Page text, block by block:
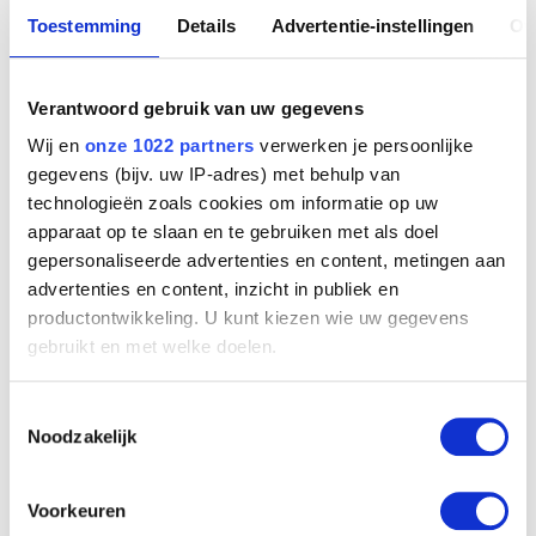
Toestemming Details Advertentie-instellingen
Verantwoord gebruik van uw gegevens
Wij en onze 1022 partners verwerken je persoonlijke
gegevens (bijv. uw IP-adres) met behulp van
technologieën zoals cookies om informatie op uw
apparaat op te slaan en te gebruiken met als doel
gepersonaliseerde advertenties en content, metingen aan
advertenties en content, inzicht in publiek en
productontwikkeling. U kunt kiezen wie uw gegevens
gebruikt en met welke doelen.
Informatie verzamelen over uw geografische
locatie, die tot een paar meter nauwkeurig kan zijn
scannen op specifieke eigenschappen (fingerprinting)
Noodzakelijk
Voorkeuren
Tekening